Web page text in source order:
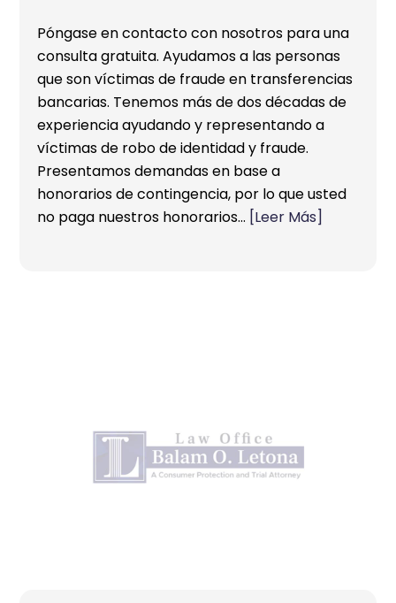
Póngase en contacto con nosotros para una
consulta gratuita. Ayudamos a las personas
que son víctimas de fraude en transferencias
bancarias. Tenemos más de dos décadas de
experiencia ayudando y representando a
víctimas de robo de identidad y fraude.
Presentamos demandas en base a
honorarios de contingencia, por lo que usted
no paga nuestros honorarios… [Leer Más]